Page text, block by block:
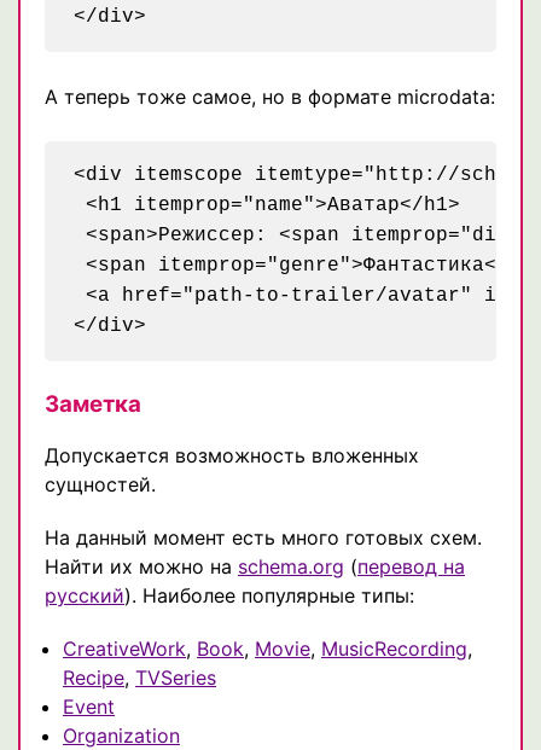
А теперь тоже самое, но в формате microdata:
<div itemscope itemtype="http://
<h1 itemprop="name">Аватар</h1>
<span>Режиссер: <span
<span itemprop="genre">Фантастика</
<a href="path-to-trailer/avatar"
Заметка
Допускается возможность вложенных
сущностей.
На данный момент есть много готовых схем.
Найти их можно на schema.org (перевод на
русский). Наиболее популярные типы:
CreativeWork, Book, Movie, MusicRecording,
Recipe, TVSeries
Event
Organization